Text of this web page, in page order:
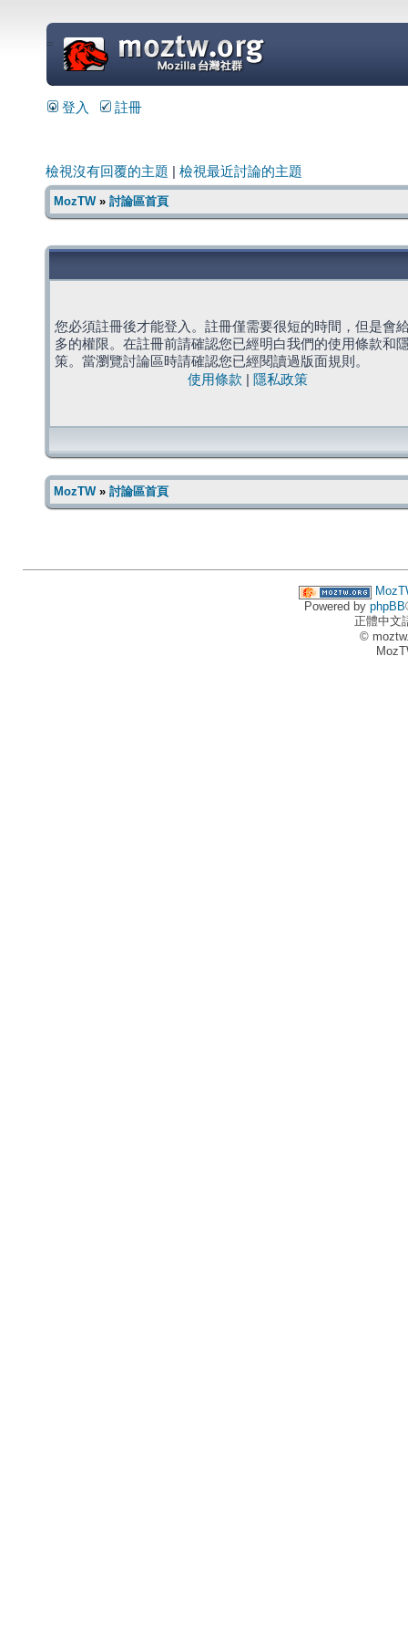
=
登入 註冊
檢視沒有回覆的主題 檢視最近討論的主題
MozTW» 討論區首頁
您必須註冊後才能登入。註冊僅需要很短的時間，但是會
多的權限。在註冊前請確認您已經明白我們的使用條款和
策。當瀏覽討論區時請確認您已經閱讀過版面規則。
使用條款
隱私政策
MozTW» 討論區首頁
Powered by phpBB
正體中文
©